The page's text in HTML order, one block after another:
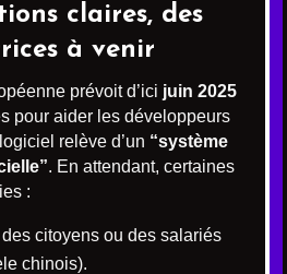
claires, des
à venir
prévoit d’ici juin 2025
pour aider les développeurs
relève d’un “système
. En attendant, certaines
:
des citoyens ou des salariés
chinois).